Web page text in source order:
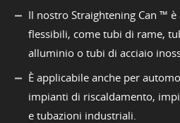
Il nostro Straightening Can ™
flessibili, come tubi di rame,
alluminio o tubi di acciaio
È applicabile anche per
impianti di riscaldamento,
e tubazioni industriali.